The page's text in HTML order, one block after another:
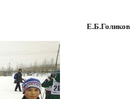
Е.Б.Голиков